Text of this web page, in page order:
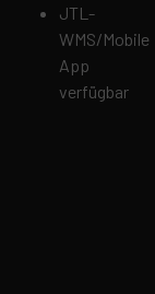
JTL-
WMS/Mobile
App
verfügbar